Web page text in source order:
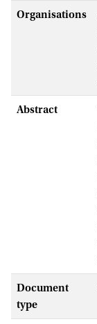
Organisations
Abstract
Document
type